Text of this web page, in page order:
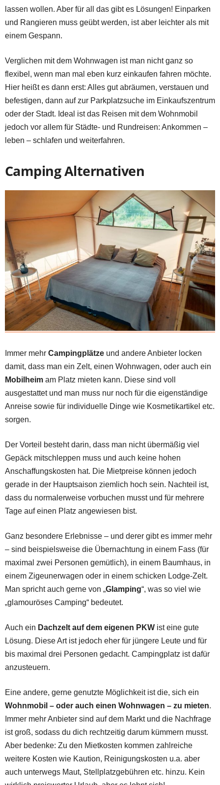
lassen wollen. Aber für all das gibt es Lösungen! Einparken
und Rangieren muss geübt werden, ist aber leichter als mit
einem Gespann.
Verglichen mit dem Wohnwagen ist man nicht ganz so
flexibel, wenn man mal eben kurz einkaufen fahren möchte.
Hier heißt es dann erst: Alles gut abräumen, verstauen und
befestigen, dann auf zur Parkplatzsuche im Einkaufszentrum
oder der Stadt. Ideal ist das Reisen mit dem Wohnmobil
jedoch vor allem für Städte- und Rundreisen: Ankommen –
leben – schlafen und weiterfahren.
Camping Alternativen
Immer mehr Campingplätze und andere Anbieter locken
damit, dass man ein Zelt, einen Wohnwagen, oder auch ein
Mobilheim am Platz mieten kann. Diese sind voll
ausgestattet und man muss nur noch für die eigenständige
Anreise sowie für individuelle Dinge wie Kosmetikartikel etc.
sorgen.
Der Vorteil besteht darin, dass man nicht übermäßig viel
Gepäck mitschleppen muss und auch keine hohen
Anschaffungskosten hat. Die Mietpreise können jedoch
gerade in der Hauptsaison ziemlich hoch sein. Nachteil ist,
dass du normalerweise vorbuchen musst und für mehrere
Tage auf einen Platz angewiesen bist.
Ganz besondere Erlebnisse – und derer gibt es immer mehr
– sind beispielsweise die Übernachtung in einem Fass (für
maximal zwei Personen gemütlich), in einem Baumhaus, in
einem Zigeunerwagen oder in einem schicken Lodge-Zelt.
Man spricht auch gerne von „Glamping“, was so viel wie
„glamouröses Camping“ bedeutet.
Auch ein Dachzelt auf dem eigenen PKW ist eine gute
Lösung. Diese Art ist jedoch eher für jüngere Leute und für
bis maximal drei Personen gedacht. Campingplatz ist dafür
anzusteuern.
Eine andere, gerne genutzte Möglichkeit ist die, sich ein
Wohnmobil – oder auch einen Wohnwagen – zu mieten.
Immer mehr Anbieter sind auf dem Markt und die Nachfrage
ist groß, sodass du dich rechtzeitig darum kümmern musst.
Aber bedenke: Zu den Mietkosten kommen zahlreiche
weitere Kosten wie Kaution, Reinigungskosten u.a. aber
auch unterwegs Maut, Stellplatzgebühren etc. hinzu. Kein